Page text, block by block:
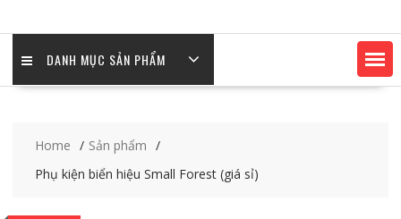
DANH MỤC SẢN PHẨM
Home
Sản phẩm
Phụ kiện biển hiệu Small Forest (giá sỉ)